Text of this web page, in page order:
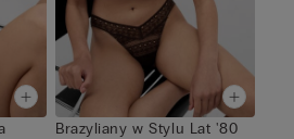
Brazyliany w Stylu Lat '80